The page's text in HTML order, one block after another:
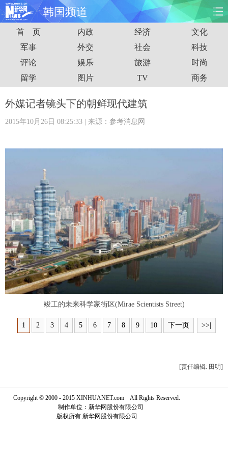
韩国频道
首页 时政 国际 财经
娱乐 体育 人事 教育
时尚 思客 地方 法治
旅游 数据
金融 公益 军事 无人机
富媒体 摄影 新华广播
新华电视中文 新华电视英文
首 页 内政 经济
文化
军事
外交 社会
科技
评论
娱乐 旅游
时尚
留学
图片 TV 商务
外媒记者镜头下的朝鲜现代建筑
2015年10月26日 08:25:33 | 来源：参考消息网
竣工的未来科学家街区(Mirae Scientists Street)
1 2 3 4 5 6 7 8 9 10 下一页 >>|
[责任编辑: 田明]
Copyright © 2000 - 2015 XINHUANET.com All Rights Reserved.
制作单位：新华网股份有限公司
版权所有 新华网股份有限公司